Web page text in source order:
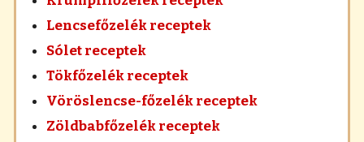
Lencsefőzelék receptek
Sólet receptek
Tökfőzelék receptek
Vöröslencse-főzelék receptek
Zöldbabfőzelék receptek